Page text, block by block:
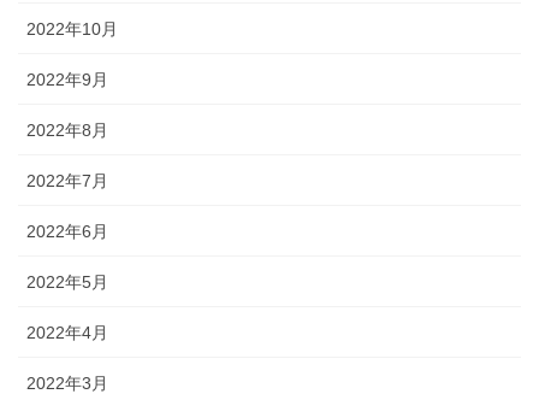
2022年10月
2022年9月
2022年8月
2022年7月
2022年6月
2022年5月
2022年4月
2022年3月